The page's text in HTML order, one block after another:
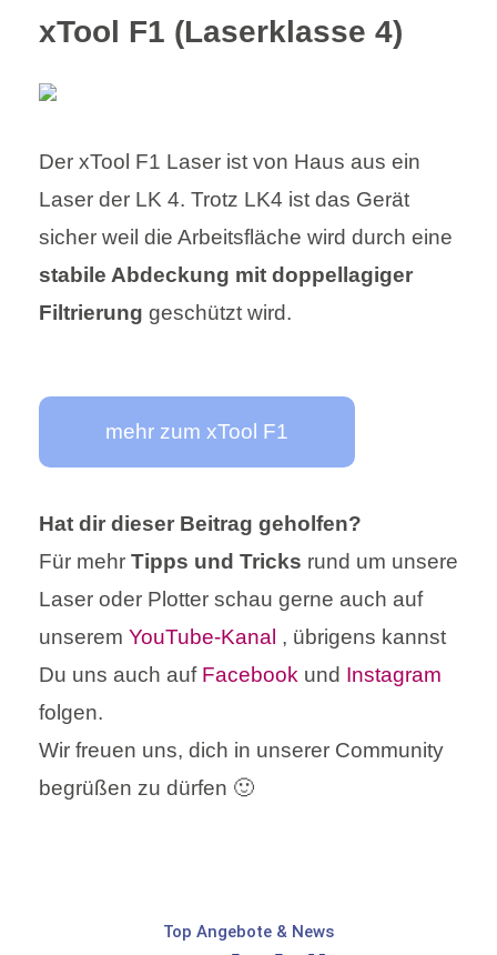
xTool F1 (Laserklasse 4)
Der xTool F1 Laser ist von Haus aus ein
Laser der LK 4. Trotz LK4 ist das Gerät
sicher weil die Arbeitsfläche wird durch eine
stabile Abdeckung mit doppellagiger
Filtrierung geschützt wird.
mehr zum xTool F1
Hat dir dieser Beitrag geholfen?
Für mehr Tipps und Tricks rund um unsere
Laser oder Plotter schau gerne auch auf
unserem YouTube-Kanal , übrigens kannst
Du uns auch auf Facebook und Instagram
folgen.
Wir freuen uns, dich in unserer Community
begrüßen zu dürfen 🙂
Top Angebote & News